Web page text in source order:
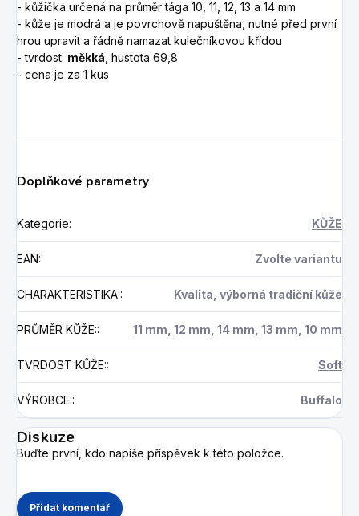
- kůžička určená na průměr tága 10, 11, 12, 13 a 14 mm
- kůže je modrá a je povrchově napuštěna, nutné před první
hrou upravit a řádně namazat kulečníkovou křídou
- tvrdost: měkká , hustota 69,8
- cena je za 1 kus
Doplňkové parametry
Kategorie: KŮŽE
EAN: Zvolte variantu
CHARAKTERISTIKA:: Kvalita, výborná tradiční kůže
PRŮMĚR KŮŽE:: 11 mm 12 mm 14 mm 13 mm 10 mm
TVRDOST KŮŽE:: Soft
VÝROBCE:: Buffalo
Diskuze
Buďte první, kdo napíše příspěvek k této položce.
Přidat komentář